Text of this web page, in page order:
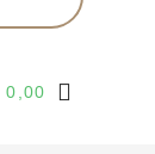
0,00